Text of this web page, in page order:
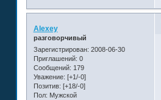
Alexey
разговорчивый
Зарегистрирован: 2008-06-30
Приглашений: 0
Сообщений: 179
Уважение: [+1/-0]
Позитив: [+18/-0]
Пол: Мужской